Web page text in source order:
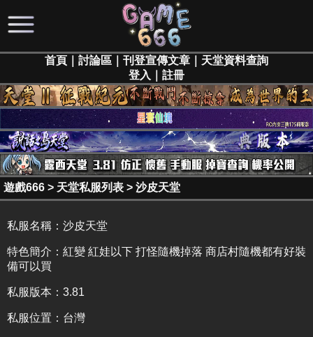
首頁 討論區 刊登宣傳文章
天堂資料查詢
登入
註冊
遊戲666 > 天堂私服列表 > 沙皮天堂
私服名稱： 沙皮天堂
特色簡介： 紅變 紅娃以下 打怪隨機掉落 商店村隨機都有好裝
備可以買
私服版本：3.81
私服位置：台灣